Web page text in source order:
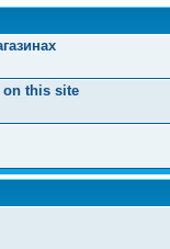
on this site